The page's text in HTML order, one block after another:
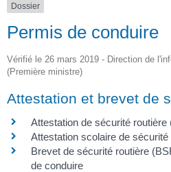
Dossier
Permis de conduire
Vérifié le 26 mars 2019 - Direction de
(Première ministre)
Attestation et brevet de
Attestation de sécurité routière
Attestation scolaire de
Brevet de sécurité routière
de conduire